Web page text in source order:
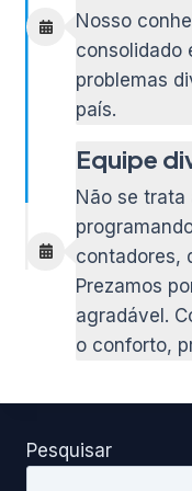
Nosso
consolidado
problemas
país.
Equipe
Não se trata
contadores,
Prezamos
agradável.
o conforto,
Pesquisar